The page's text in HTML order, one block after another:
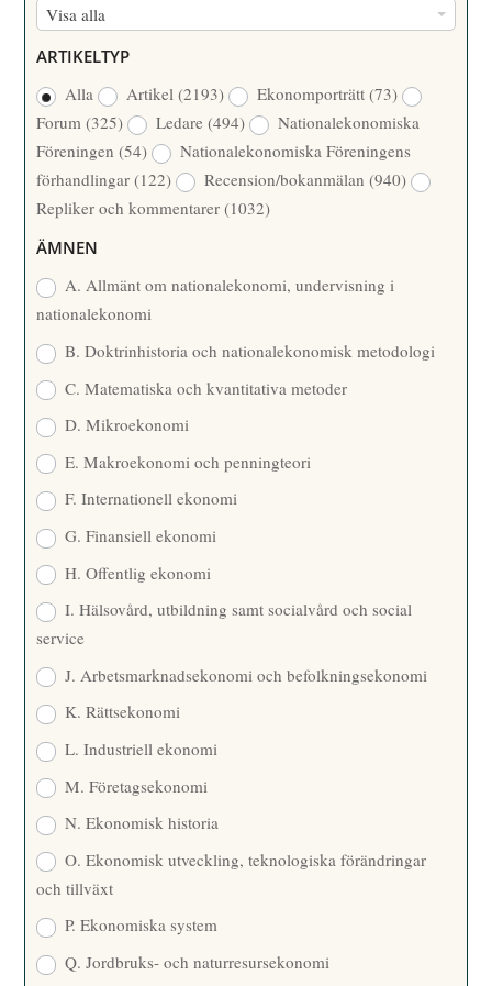
M
/
Å
R
Visa alla
R
F
A
T
T
A
R
ARTIKELTYP
Alla
Artikel(2193) Ekonomporträtt(73)
Forum(325) Ledare(494)
Nationalekonomiska
Föreningen(54)
Nationalekonomiska Föreningens
förhandlingar(122) Recension/bokanmälan(940)
Repliker och kommentarer(1032)
ÄMNEN
A. Allmänt om nationalekonomi, undervisning i
nationalekonomi
B. Doktrinhistoria och nationalekonomisk metodologi
C. Matematiska och kvantitativa metoder
D. Mikroekonomi
E. Makroekonomi och penningteori
F. Internationell ekonomi
G. Finansiell ekonomi
H. Offentlig ekonomi
I. Hälsovård, utbildning samt socialvård och social
service
J. Arbetsmarknadsekonomi och befolkningsekonomi
K. Rättsekonomi
L. Industriell ekonomi
M. Företagsekonomi
N. Ekonomisk historia
O. Ekonomisk utveckling, teknologiska förändringar
och tillväxt
P. Ekonomiska system
Q. Jordbruks- och naturresursekonomi